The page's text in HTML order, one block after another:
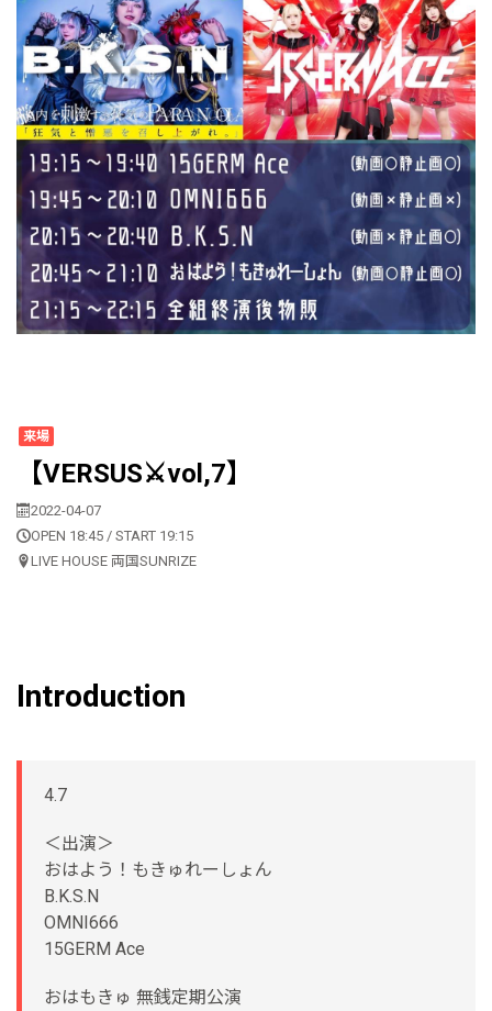
来場
【VERSUS⚔️vol,7】
2022-04-07
OPEN 18:45 / START 19:15
LIVE HOUSE 両国SUNRIZE
Introduction
4.7
＜出演＞
おはよう！もきゅれーしょん
B.K.S.N
OMNI666
15GERM Ace
おはもきゅ 無銭定期公演